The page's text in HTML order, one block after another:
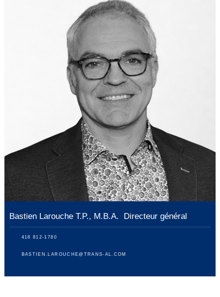
Bastien Larouche T.P., M.B.A. Directeur général
418 812-1780
BASTIEN.LAROUCHE@TRANS-AL.COM